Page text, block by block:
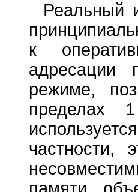
Реальный
к
адресации
режиме,
пределах
частности,